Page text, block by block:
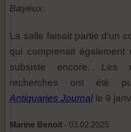
Bayeux.
La salle faisait partie d'un
qui comprenait
subsiste encore. Les
recherches ont été
Antiquaries Journalle 9
Marine Benoit - 03.02.2025